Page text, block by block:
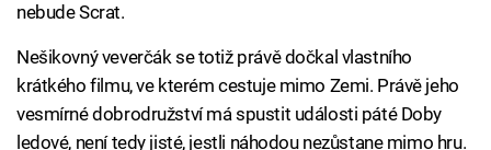
nebude Scrat.
Nešikovný veverčák se totiž právě dočkal vlastního
krátkého filmu, ve kterém cestuje mimo Zemi. Právě jeho
vesmírné dobrodružství má spustit události páté Doby
ledové, není tedy jisté, jestli náhodou nezůstane mimo hru.